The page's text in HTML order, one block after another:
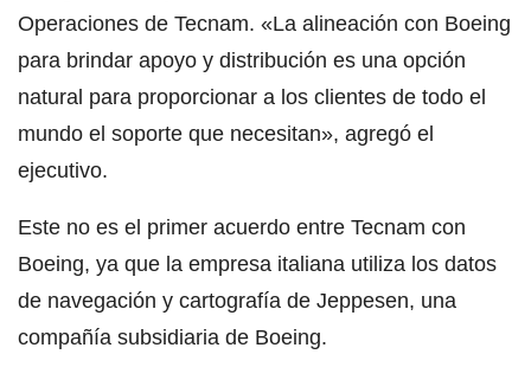
Operaciones de Tecnam. «La alineación con Boeing
para brindar apoyo y distribución es una opción
natural para proporcionar a los clientes de todo el
mundo el soporte que necesitan», agregó el
ejecutivo.
Este no es el primer acuerdo entre Tecnam con
Boeing, ya que la empresa italiana utiliza los datos
de navegación y cartografía de Jeppesen, una
compañía subsidiaria de Boeing.